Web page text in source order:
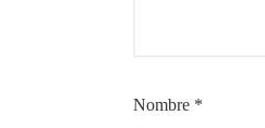
Nombre *